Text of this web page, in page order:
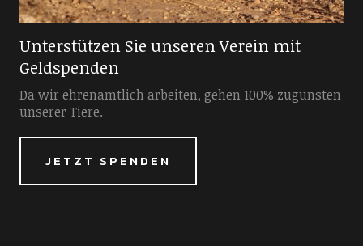
Unterstützen Sie unseren Verein mit
Geldspenden
Da wir ehrenamtlich arbeiten, gehen 100% zugunsten
unserer Tiere.
JETZT SPENDEN